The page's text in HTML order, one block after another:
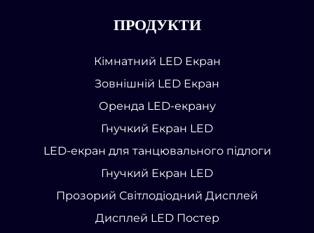
ПРОДУКТИ
Кімнатний LED Екран
Зовнішній LED Екран
Оренда LED-екрану
Гнучкий Екран LED
LED-екран для танцювального підлоги
Гнучкий Екран LED
Прозорий Світлодіодний Дисплей
Дисплей LED Постер